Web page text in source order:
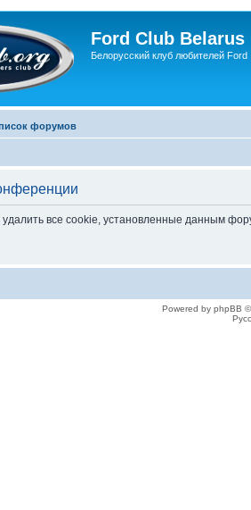
Ford Club Belarus
Белорусский клуб любителей Ford
форумов
удалить все cookie, установленные данным
Powered by phpBB